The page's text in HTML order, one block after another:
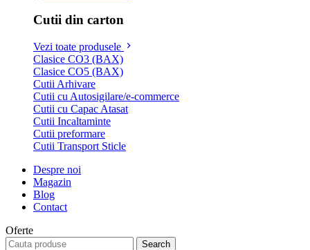
Cutii din carton
Vezi toate produsele
Clasice CO3 (BAX)
Clasice CO5 (BAX)
Cutii Arhivare
Cutii cu Autosigilare/e-commerce
Cutii cu Capac Atasat
Cutii Incaltaminte
Cutii preformare
Cutii Transport Sticle
Despre noi
Magazin
Blog
Contact
Oferte
Search